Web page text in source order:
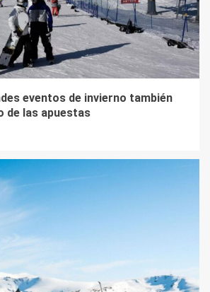
eventos de invierno también
de las apuestas